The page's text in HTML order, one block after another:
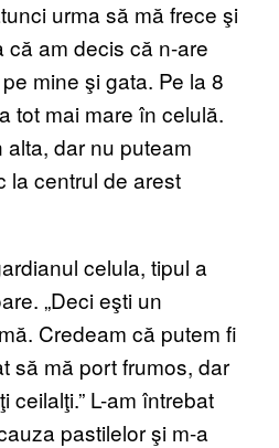
urma să mă frece şi
că am decis că n-are
mine şi gata. Pe la 8
tot mai mare în celulă.
dar nu puteam
la centrul de arest
celula, tipul a
„Deci eşti un
Credeam că putem fi
să mă port frumos, dar
ceilalţi.” L-am întrebat
pastilelor şi m-a